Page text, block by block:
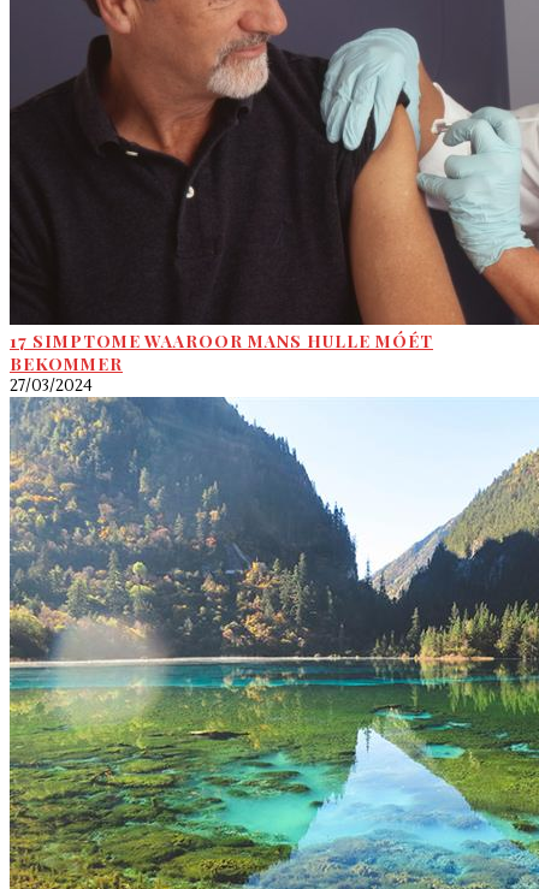
17 SIMPTOME WAAROOR MANS HULLE MÓÉT
BEKOMMER
27/03/2024